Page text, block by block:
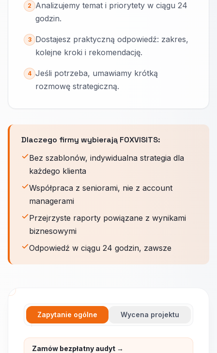
2
Analizujemy temat i priorytety w ciągu 24
godzin.
3
Dostajesz praktyczną odpowiedź: zakres,
kolejne kroki i rekomendację.
4 Jeśli potrzeba, umawiamy krótką
rozmowę strategiczną.
Dlaczego firmy wybierają FOXVISITS:
Bez szablonów, indywidualna strategia dla
każdego klienta
Współpraca z seniorami, nie z account
managerami
Przejrzyste raporty powiązane z wynikami
biznesowymi
Odpowiedź w ciągu 24 godzin, zawsze
Zapytanie ogólne Wycena projektu
Zamów bezpłatny audyt →